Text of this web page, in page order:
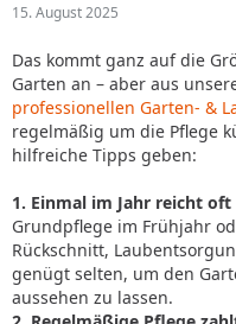
15. August 2025
Das kommt ganz auf die
Garten an – aber aus
professionellen Garten- &
regelmäßig um die Pflege
hilfreiche Tipps geben:
1. Einmal im Jahr reicht oft
Grundpflege im Frühjahr
Rückschnitt,
genügt selten, um den
aussehen zu lassen.